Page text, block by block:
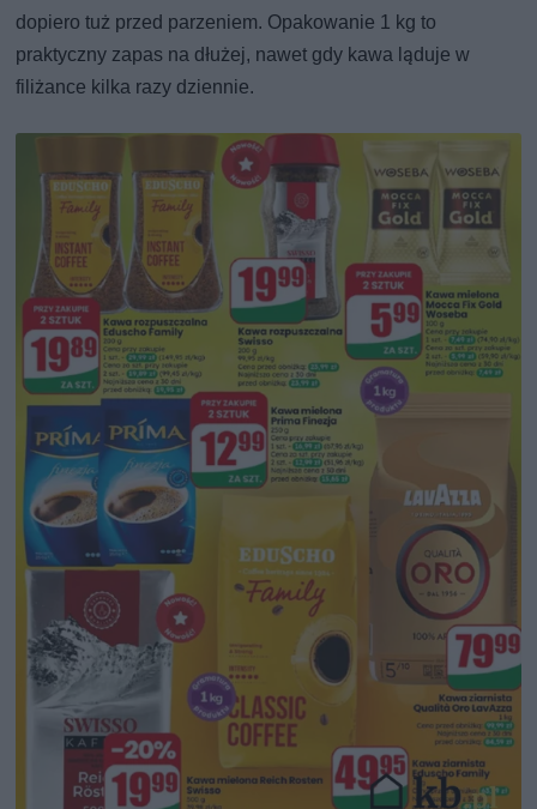
dopiero tuż przed parzeniem. Opakowanie 1 kg to
praktyczny zapas na dłużej, nawet gdy kawa ląduje w
filiżance kilka razy dziennie.